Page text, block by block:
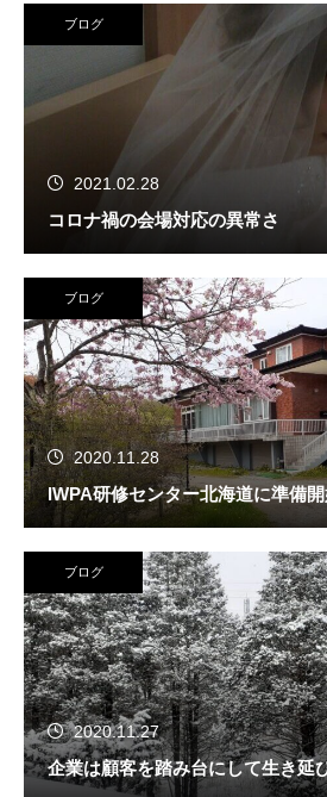
ブログ
2021.02.28
コロナ禍の会場対応の異常さ
ブログ
2020.11.28
IWPA研修センター北海道に準備
ブログ
2020.11.27
企業は顧客を踏み台にして生き延